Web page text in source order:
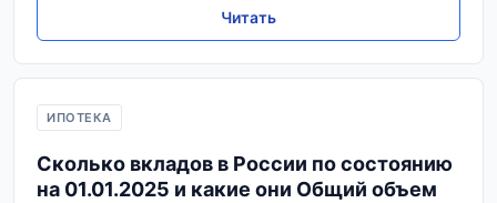
Читать
ИПОТЕКА
Сколько вкладов в России по состоянию
на 01.01.2025 и какие они Общий объем